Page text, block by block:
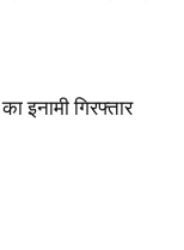
इनामी गिरफ्तार